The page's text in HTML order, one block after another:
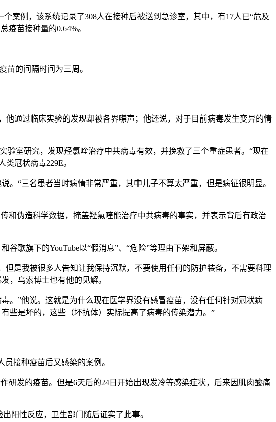
个案例，该系统记录了308人在接种后被送到急诊室，其中，有17人已“危及
疫苗接种量的0.64%。
苗的间隔时间为三周。
通过临床实验的发现却被各界噤声；他还说，对于目前病毒发生变异的情
验室研究，发现羟氯喹治疗中共病毒有效，并挽救了三个重症患者。“现在
冠状病毒229E。
“三名患者当时病情非常严重，其中儿子不算太严重，但是病征很明显。
和伪造科学数据，掩盖羟氯喹能治疗中共病毒的事实，并表示背后有政治
歌旗下的YouTube以“假消息”、“危险”等理由下架和屏蔽。
是我被很多人告知让我保持沉默，不要使用任何的防护装备，不需要料理
，乌索博士也有他的见解。
。”他说。这就是为什么现在医学界没有感冒疫苗，没有任何针对冠状病
些是坏的，这些（坏抗体）实际提高了病毒的传染潜力。”
接种疫苗后又感染的案例。
研发的疫苗。但是6天后的24日开始出现发冷等感染症状，后来因肌肉酸痛
阳性反应，卫生部门随后证实了此事。